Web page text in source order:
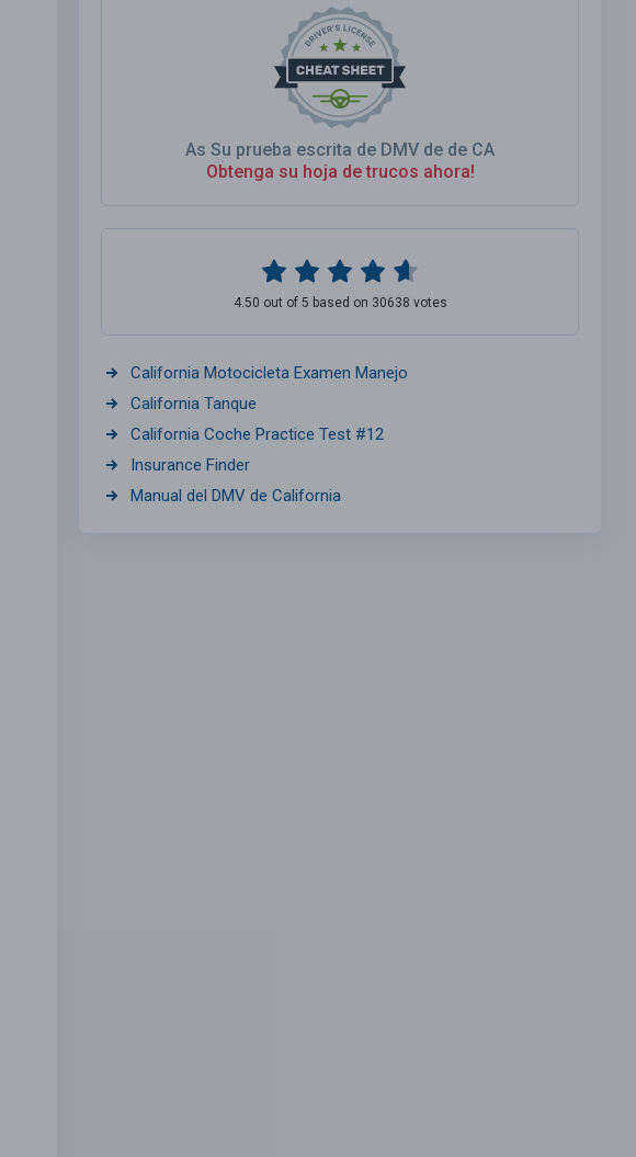
As Su prueba escrita de DMV de de CA
Obtenga su hoja de trucos ahora!
4.50 out of 5 based on 30638 votes
California Motocicleta Examen Manejo
California Tanque
California Coche Practice Test #12
Insurance Finder
Manual del DMV de California